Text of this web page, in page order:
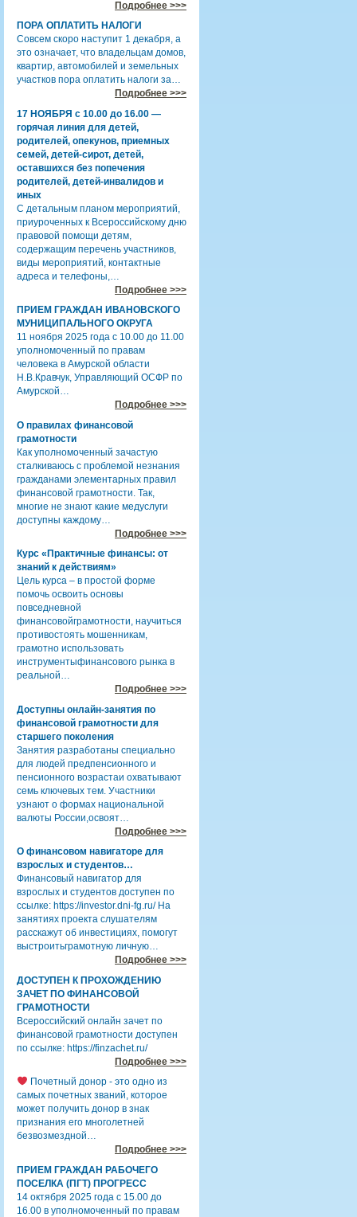
Подробнее >>>
ПОРА ОПЛАТИТЬ НАЛОГИ
Совсем скоро наступит 1 декабря, а
это означает, что владельцам домов,
квартир, автомобилей и земельных
участков пора оплатить налоги за…
Подробнее >>>
17 НОЯБРЯ с 10.00 до 16.00 —
горячая линия для детей,
родителей, опекунов, приемных
семей, детей-сирот, детей,
оставшихся без попечения
родителей, детей-инвалидов и
иных
С детальным планом мероприятий,
приуроченных к Всероссийскому дню
правовой помощи детям,
содержащим перечень участников,
виды мероприятий, контактные
адреса и телефоны,…
Подробнее >>>
ПРИЕМ ГРАЖДАН ИВАНОВСКОГО
МУНИЦИПАЛЬНОГО ОКРУГА
11 ноября 2025 года с 10.00 до 11.00
уполномоченный по правам
человека в Амурской области
Н.В.Кравчук, Управляющий ОСФР по
Амурской…
Подробнее >>>
О правилах финансовой
грамотности
Как уполномоченный зачастую
сталкиваюсь с проблемой незнания
гражданами элементарных правил
финансовой грамотности. Так,
многие не знают какие медуслуги
доступны каждому…
Подробнее >>>
Курс «Практичные финансы: от
знаний к действиям»
Цель курса – в простой форме
помочь освоить основы
повседневной
финансовойграмотности, научиться
противостоять мошенникам,
грамотно использовать
инструментыфинансового рынка в
реальной…
Подробнее >>>
Доступны онлайн-занятия по
финансовой грамотности для
старшего поколения
Занятия разработаны специально
для людей предпенсионного и
пенсионного возрастаи охватывают
семь ключевых тем. Участники
узнают о формах национальной
валюты России,освоят…
Подробнее >>>
О финансовом навигаторе для
взрослых и студентов…
Финансовый навигатор для
взрослых и студентов доступен по
ссылке: https://investor.dni-fg.ru/ На
занятиях проекта слушателям
расскажут об инвестициях, помогут
выстроитьграмотную личную…
Подробнее >>>
ДОСТУПЕН К ПРОХОЖДЕНИЮ
ЗАЧЕТ ПО ФИНАНСОВОЙ
ГРАМОТНОСТИ
Всероссийский онлайн зачет по
финансовой грамотности доступен
по ссылке: https://finzachet.ru/
Подробнее >>>
Почетный донор - это одно из
самых почетных званий, которое
может получить донор в знак
признания его многолетней
безвозмездной…
Подробнее >>>
ПРИЕМ ГРАЖДАН РАБОЧЕГО
ПОСЕЛКА (ПГТ) ПРОГРЕСС
14 октября 2025 года с 15.00 до
16.00 в уполномоченный по правам